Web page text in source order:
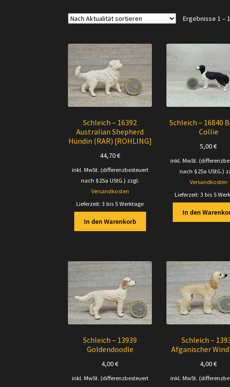
Ergebnisse 1 –
Schleich – 16392
Australian Shepherd
Hündin (RAR) [ROHLING]
44,70€
inkl. MwSt. (differenzbesteuert
nach §25a UStG.) zzgl.
Versandkosten
Lieferzeit:3 bis 5 Werktage
In den Warenkorb
Schleich – 16840
Collie
5,00€
inkl. MwSt.
nach §25a UStG.)
Versandkosten
Lieferzeit:3 bis 5
In den
Schleich – 13939
Goldendoodle
4,00€
inkl. MwSt. (differenzbesteuert
Schleich –
Afganischer
4,00€
inkl. MwSt.